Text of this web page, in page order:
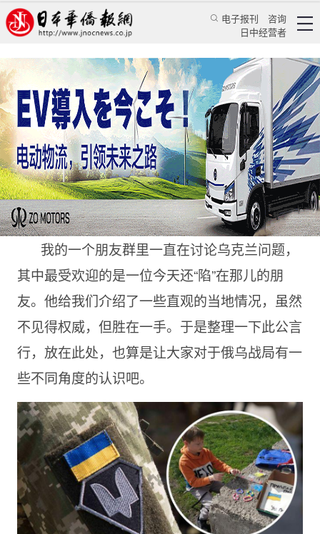
电子报刊
咨询
日中经营者
身陷乌克兰的朋友谈战争中的乌克兰
萨苏 日本新闻 政治焦点
日本华侨报 2022/6/3 15:07:59
我的一个朋友群里一直在讨论乌克兰问题，
其中最受欢迎的是一位今天还“陷”在那儿的朋
友。他给我们介绍了一些直观的当地情况，虽然
不见得权威，但胜在一手。于是整理一下此公言
行，放在此处，也算是让大家对于俄乌战局有一
些不同角度的认识吧。